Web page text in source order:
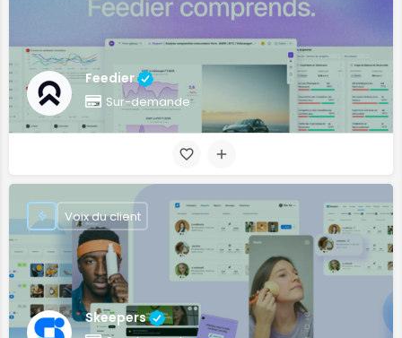
Feedier
Sur-demande
Skeepers
Voix du client